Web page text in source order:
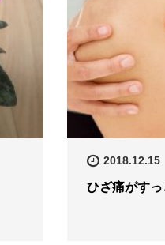
2018.12.15
ひざ痛がす